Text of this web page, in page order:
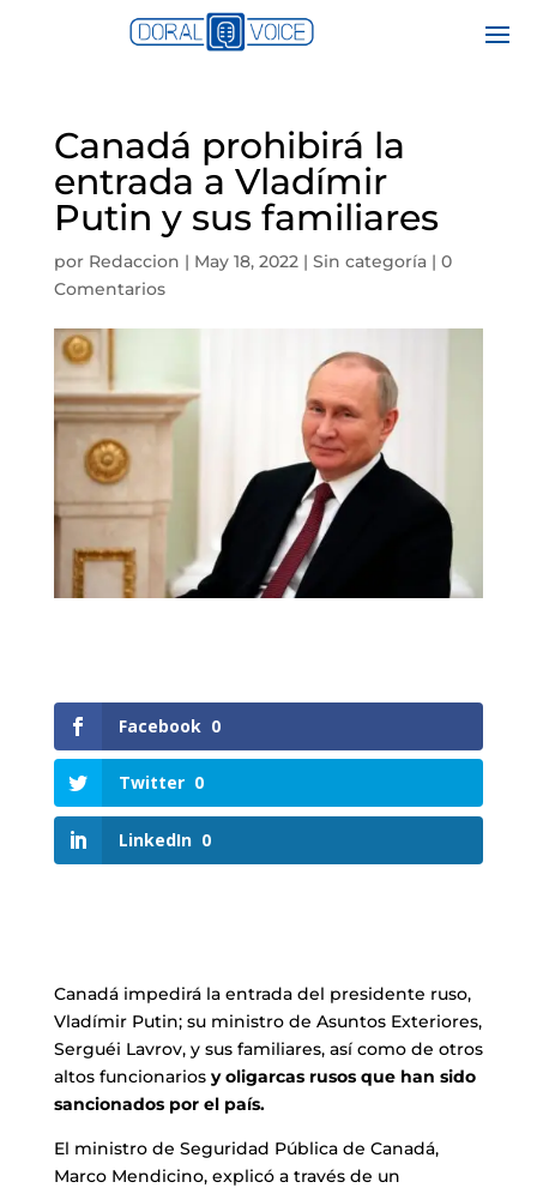
Canadá prohibirá la
entrada a Vladímir
Putin y sus familiares
por Redaccion | May 18, 2022| Sin categoría| 0
Comentarios
Facebook 0
Twitter 0
LinkedIn 0
Canadá impedirá la entrada del presidente ruso,
Vladímir Putin; su ministro de Asuntos Exteriores,
Serguéi Lavrov, y sus familiares, así como de otros
altos funcionarios y oligarcas rusos que han sido
sancionados por el país.
El ministro de Seguridad Pública de Canadá,
Marco Mendicino, explicó a través de un